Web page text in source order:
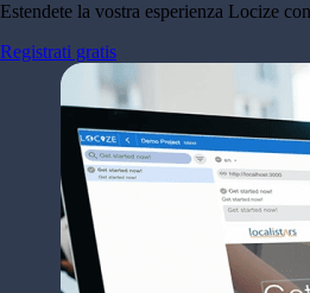
Estendete la vostra esperienza Locize
Registrati gratis